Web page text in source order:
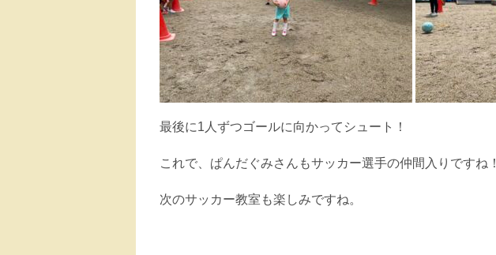
最後に1人ずつゴールに向かってシュート！
これで、ぱんだぐみさんもサッカー選手の仲間入りですね！
次のサッカー教室も楽しみですね。